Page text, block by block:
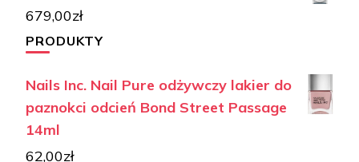
679,00zł
PRODUKTY
Nails Inc. Nail Pure odżywczy lakier do
paznokci odcień Bond Street Passage
14ml
62,00zł